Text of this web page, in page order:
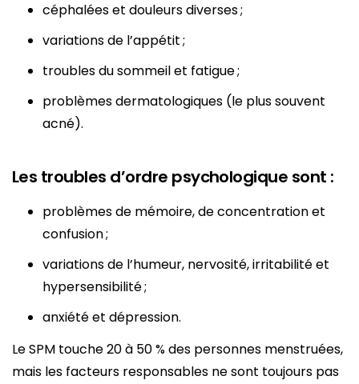
céphalées et douleurs diverses ;
variations de l’appétit ;
troubles du sommeil et fatigue ;
problèmes dermatologiques (le plus souvent
acné).
Les troubles d’ordre psychologique sont :
problèmes de mémoire, de concentration et
confusion ;
variations de l’humeur, nervosité, irritabilité et
hypersensibilité ;
anxiété et dépression.
Le SPM touche 20 à 50 % des personnes menstruées,
mais les facteurs responsables ne sont toujours pas